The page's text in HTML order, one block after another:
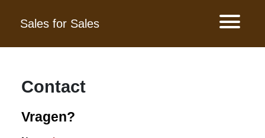
Sales for Sales
Contact
Vragen?